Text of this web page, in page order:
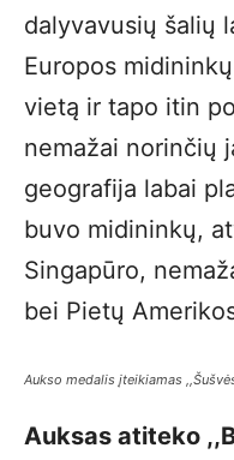
dalyvavusių šalių
Europos
vietą ir tapo itin
nemažai norinčių
geografija labai
buvo midininkų,
Singapūro,
bei Pietų
Aukso medalis įteikiamas
Auksas atiteko